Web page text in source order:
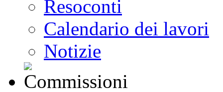
Resoconti
Calendario dei lavori
Notizie